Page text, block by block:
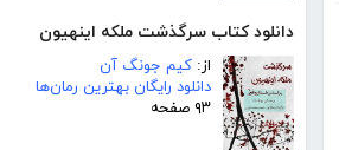
دانلود کتاب سرگذشت ملکه اینهیون
از: کیم جونگ آن
دانلود رایگان بهترین رمان‌ها
۹۳ صفحه